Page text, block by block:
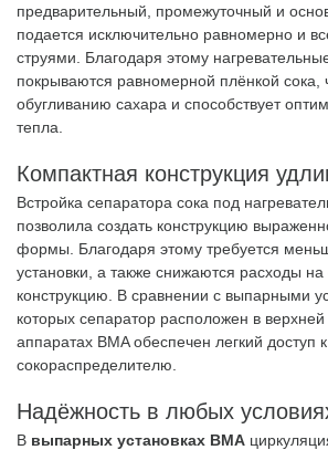
предварительный, промежуточный и
подается исключительно равномерно и
струями. Благодаря этому
покрываются равномерной плёнкой сока,
обугливанию сахара и способствует
тепла.
Компактная конструкция
Встройка сепаратора сока под
позволила создать конструкцию
формы. Благодаря этому требуется
установки, а также снижаются расходы на
конструкцию. В сравнении с выпарными
которых сепаратор расположен в
аппаратах BMA обеспечен легкий доступ к
сокораспределителю.
Надёжность в любых
В выпарных установках BMA